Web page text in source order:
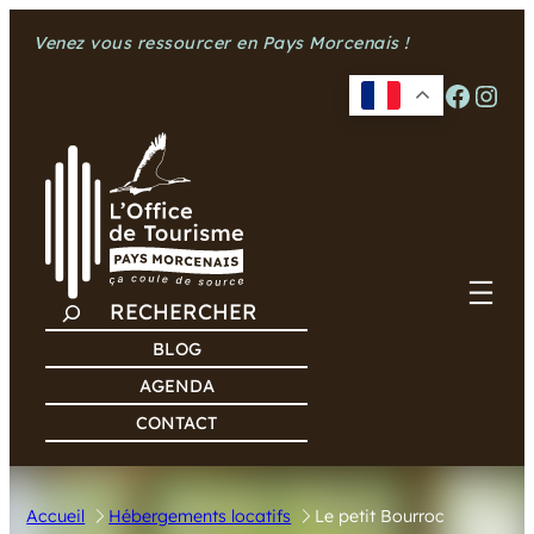
Venez vous ressourcer en Pays Morcenais !
Facebook Instagram
C
H
R
C
H
BLOG
AGENDA
CONTACT
Accueil Hébergements locatifs Le petit Bourroc